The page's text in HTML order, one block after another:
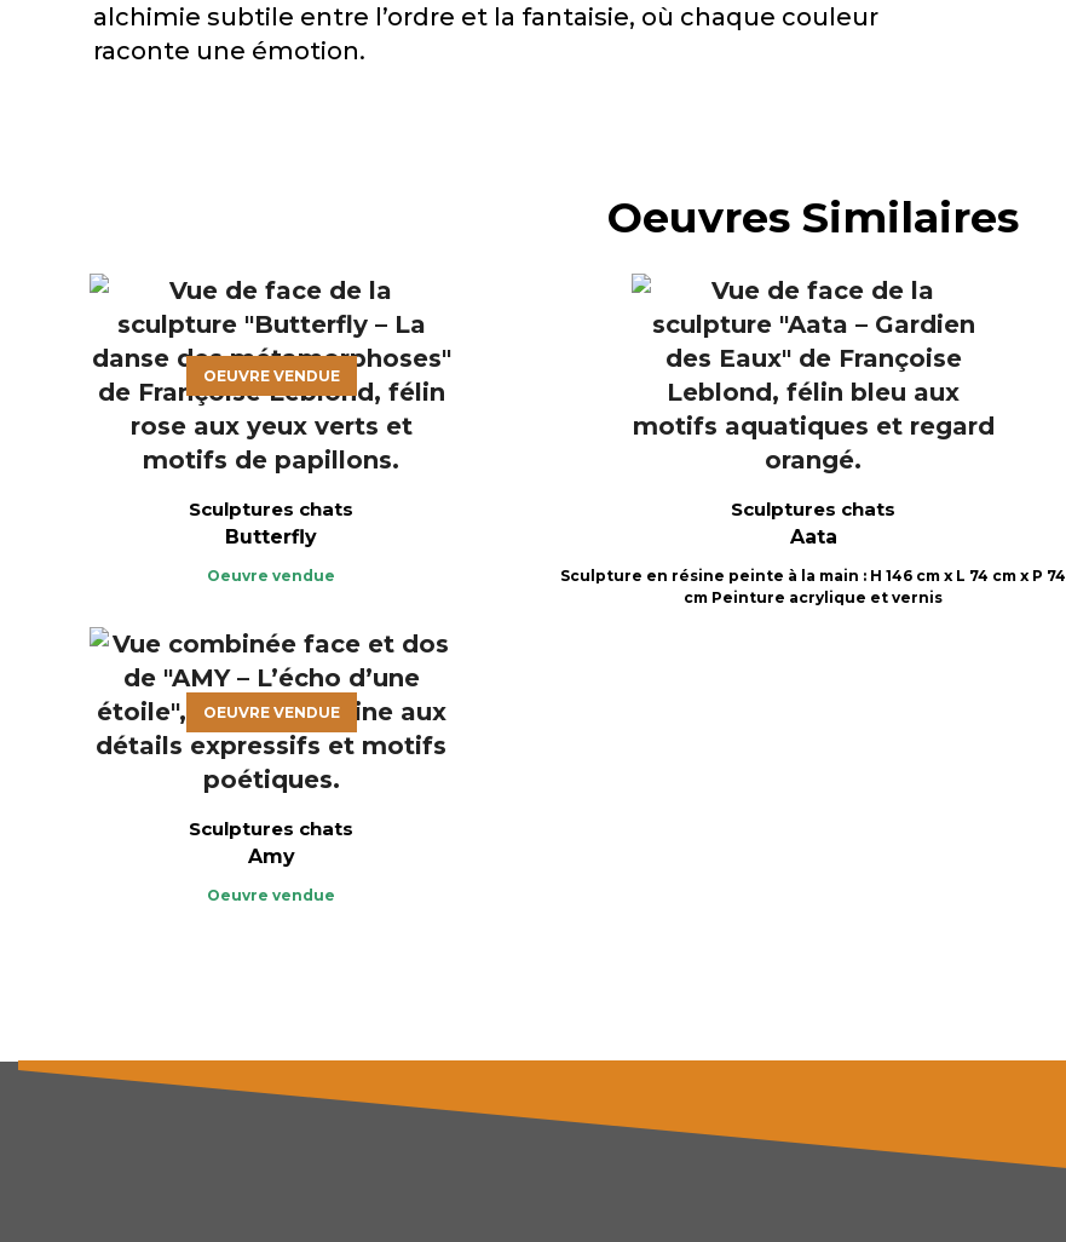
alchimie subtile entre l’ordre et la fantaisie, où chaque couleur
raconte une émotion.
Oeuvres Similaires
OEUVRE VENDUE
Sculptures chats
Butterfly
Oeuvre vendue
Sculptures chats
Aata
Sculpture en résine peinte à la main : H 146 cm x L 74 cm x P 74
cm Peinture acrylique et vernis
OEUVRE VENDUE
Sculptures chats
Amy
Oeuvre vendue